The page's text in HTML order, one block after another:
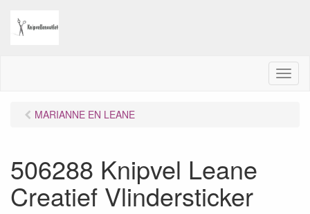
M
e
MARIANNE EN LEANE
506288 Knipvel Leane
Creatief Vlindersticker